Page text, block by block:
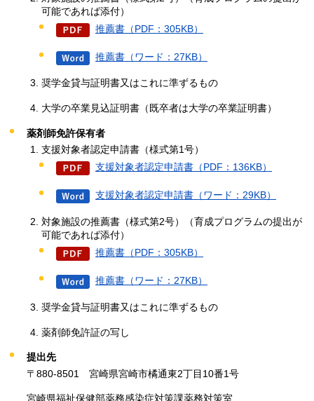
可能であれば添付）
推薦書（PDF：305KB）
推薦書（ワード：27KB）
奨学金貸与証明書又はこれに準ずるもの
大学の卒業見込証明書（既卒者は大学の卒業証明書）
薬剤師免許保有者
支援対象者認定申請書（様式第1号）
支援対象者認定申請書（PDF：136KB）
支援対象者認定申請書（ワード：29KB）
対象施設の推薦書（様式第2号）（育成プログラムの提出が
可能であれば添付）
推薦書（PDF：305KB）
推薦書（ワード：27KB）
奨学金貸与証明書又はこれに準ずるもの
薬剤師免許証の写し
提出先
〒880-8501
宮崎県宮崎市橘通東2丁目10番1号
宮崎県福祉保健部薬務感染症対策課薬務対策室